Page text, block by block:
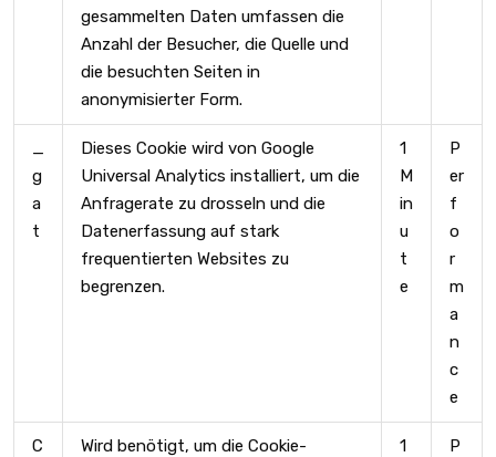
gesammelten Daten umfassen die
Anzahl der Besucher, die Quelle und
die besuchten Seiten in
anonymisierter Form.
_
g
a
t
Dieses Cookie wird von Google
Universal Analytics installiert, um die
Anfragerate zu drosseln und die
Datenerfassung auf stark
frequentierten Websites zu
begrenzen.
1
M
in
u
t
e
P
er
f
o
r
m
a
n
c
e
C
Wird benötigt, um die Cookie-
1
P